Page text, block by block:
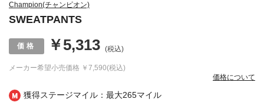
獲得ステージマイル：最大265マイル
Champion(チャンピオン)
SWEATPANTS
メーカー希望小売価格 ￥7,590(税込)
￥5,313 (税込)
価格について